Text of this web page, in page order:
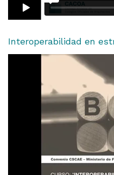
Interoperabilidad en